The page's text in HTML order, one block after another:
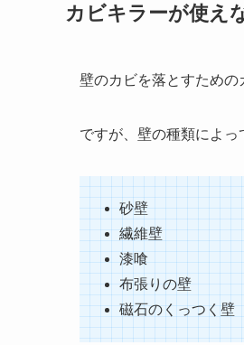
カビキラーが使え
壁のカビを落とすための
ですが、壁の種類によっ
砂壁
繊維壁
漆喰
布張りの壁
磁石のくっつく壁